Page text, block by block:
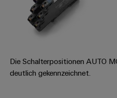
Windenergie
Effizienter
Betrieb
Bestückte
Klemmenleisten
bestückte
Gehäuse
Die Schalterpositionen AUTO
deutlich gekennzeichnet.